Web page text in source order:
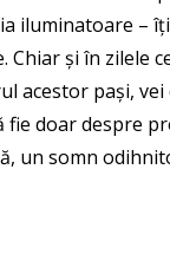
iluminatoare –
și în zilele
acestor pași,
doar despre
un somn